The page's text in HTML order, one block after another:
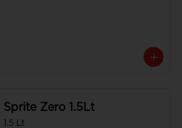
Sprite Zero 1.5Lt
1.5 Lt